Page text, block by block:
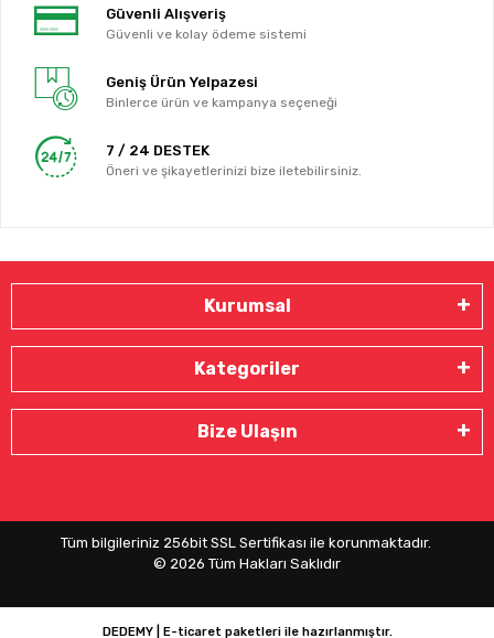
Güvenli Alışveriş
Güvenli ve kolay ödeme sistemi
Geniş Ürün Yelpazesi
Binlerce ürün ve kampanya seçeneği
7 / 24 DESTEK
Öneri ve şikayetlerinizi bize iletebilirsiniz.
Kurumsal
Kategoriler
Bize Ulaşın
Tüm bilgileriniz 256bit SSL Sertifikası ile korunmaktadır.
© 2026 Tüm Hakları Saklıdır
DEDEMY | E-ticaret paketleri ile hazırlanmıştır.